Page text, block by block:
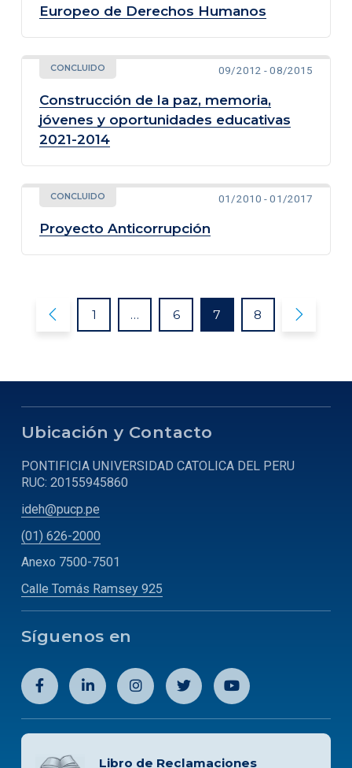
Europeo de Derechos Humanos
CONCLUIDO 09/2012 - 08/2015
Construcción de la paz, memoria,
jóvenes y oportunidades educativas
2021-2014
CONCLUIDO 01/2010 - 01/2017
Proyecto Anticorrupción
 1 … 6 7 8 
Ubicación y Contacto
PONTIFICIA UNIVERSIDAD CATOLICA DEL PERU
RUC: 20155945860
ideh@pucp.pe
(01) 626-2000
Anexo 7500-7501
Calle Tomás Ramsey 925
Síguenos en
Libro de Reclamaciones